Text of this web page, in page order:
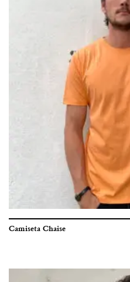
Camiseta Chaise